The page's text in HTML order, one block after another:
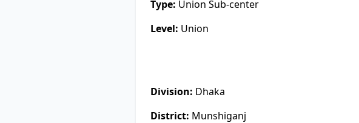
Type: Union Sub-center
Level: Union
Division: Dhaka
District: Munshiganj